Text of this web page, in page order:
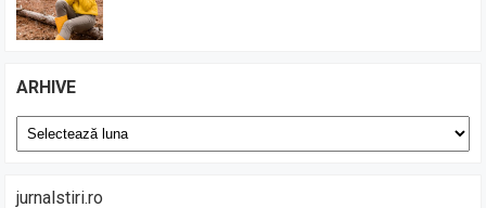
ARHIVE
Arhive
jurnalstiri.ro